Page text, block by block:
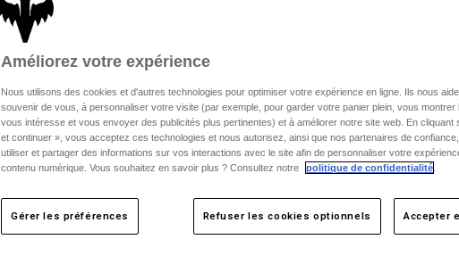
Améliorez votre expérience
Nous utilisons des cookies et d'autres technologies pour optimiser votre expérience en ligne. Ils nous
souvenir de vous, à personnaliser votre visite (par exemple, pour garder votre panier plein, vous montrer
vous intéresse et vous envoyer des publicités plus pertinentes) et à améliorer notre site web. En cliquant
et continuer », vous acceptez ces technologies et nous autorisez, ainsi que nos partenaires de confiance,
utiliser et partager des informations sur vos interactions avec le site afin de personnaliser votre
contenu numérique. Vous souhaitez en savoir plus ? Consultez notre
politique de confidentialité
Gérer les préférences Refuser les cookies optionnels Accepter